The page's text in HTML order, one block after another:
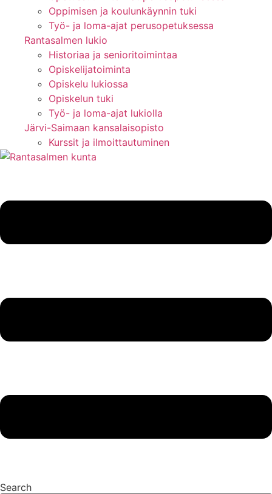
Oppimisen ja koulunkäynnin tuki
Työ- ja loma-ajat perusopetuksessa
Rantasalmen lukio
Historiaa ja senioritoimintaa
Opiskelijatoiminta
Opiskelu lukiossa
Opiskelun tuki
Työ- ja loma-ajat lukiolla
Järvi-Saimaan kansalaisopisto
Kurssit ja ilmoittautuminen
Search